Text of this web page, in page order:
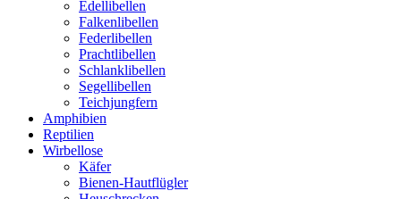
Edellibellen
Falkenlibellen
Federlibellen
Prachtlibellen
Schlanklibellen
Segellibellen
Teichjungfern
Amphibien
Reptilien
Wirbellose
Käfer
Bienen-Hautflügler